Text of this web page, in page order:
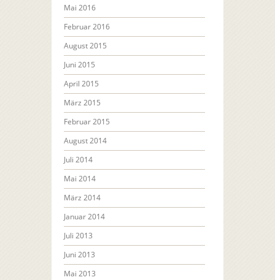
Mai 2016
Februar 2016
August 2015
Juni 2015
April 2015
März 2015
Februar 2015
August 2014
Juli 2014
Mai 2014
März 2014
Januar 2014
Juli 2013
Juni 2013
Mai 2013